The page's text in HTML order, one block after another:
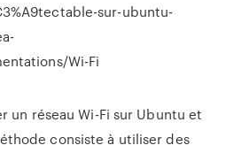
sur-ubuntu-
Wi-Fi
un réseau Wi-Fi sur Ubuntu et
consiste à utiliser des